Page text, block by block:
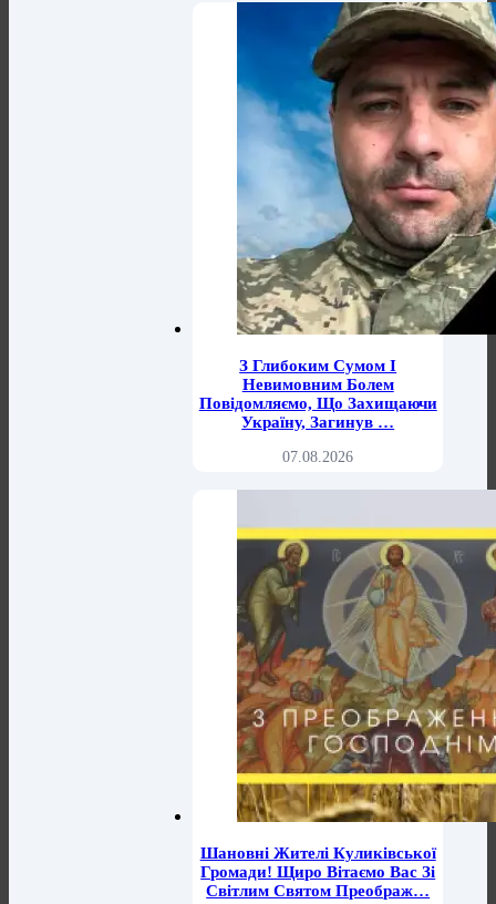
З Глибоким Сумом І
Невимовним Болем
Повідомляємо, Що Захищаючи
Україну, Загинув …
07.08.2026
Шановні Жителі Куликівської
Громади! Щиро Вітаємо Вас Зі
Світлим Святом Преображ…